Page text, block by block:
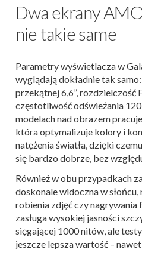
Dwa ekrany
nie takie same
Parametry wyświetlacza w
wyglądają dokładnie tak
przekątnej 6,6”, rozdzielczość
częstotliwość odświeżania
modelach nad obrazem
która optymalizuje kolory i
natężenia światła, dzięki
się bardzo dobrze, bez
Również w obu przypadkach
doskonale widoczna w słońcu,
robienia zdjęć czy nagrywania
zasługa wysokiej jasności
sięgającej 1000 nitów, ale
jeszcze lepsza wartość –